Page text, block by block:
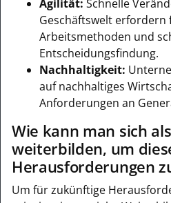
Agilität: Schnelle
Geschäftswelt erfordern
Arbeitsmethoden und
Entscheidungsfindung.
Nachhaltigkeit:
auf nachhaltiges
Anforderungen an
Wie kann man sich
weiterbilden, um
Herausforderungen
Um für zukünftige